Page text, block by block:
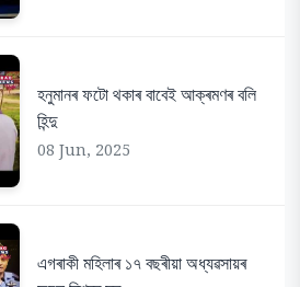
হনুমানৰ ফটো থকাৰ বাবেই আক্ৰমণৰ বলি
হিন্দু
08 Jun, 2025
এগৰাকী মহিলাৰ ১৭ বছৰীয়া অধ্যৱসায়ৰ